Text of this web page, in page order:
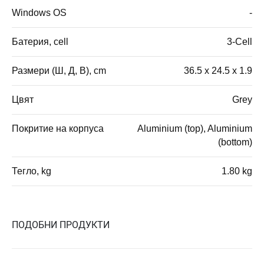
Windows OS -
Батерия, cell 3-Cell
Размери (Ш, Д, В), cm 36.5 x 24.5 x 1.9
Цвят Grey
Покритие на корпуса
Aluminium (top), Aluminium
(bottom)
Тегло, kg 1.80 kg
ПОДОБНИ ПРОДУКТИ